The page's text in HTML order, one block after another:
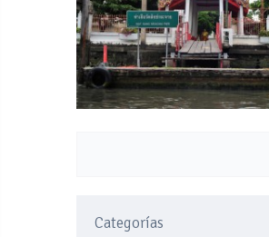
Categorías